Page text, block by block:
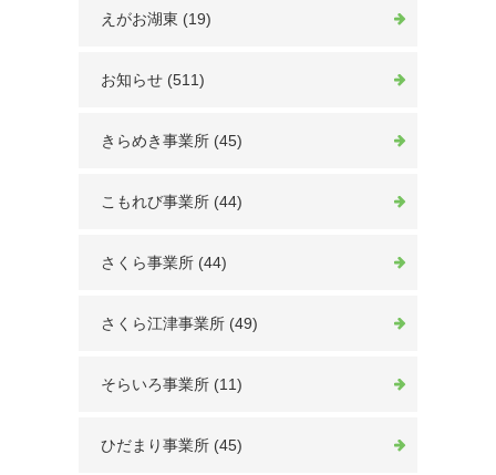
えがお湖東 (19)
お知らせ (511)
きらめき事業所 (45)
こもれび事業所 (44)
さくら事業所 (44)
さくら江津事業所 (49)
そらいろ事業所 (11)
ひだまり事業所 (45)